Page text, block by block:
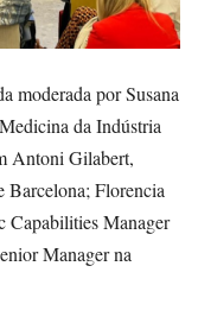
moderada por Susana
da Indústria
Antoni Gilabert,
Barcelona; Florencia
Capabilities Manager
Manager na